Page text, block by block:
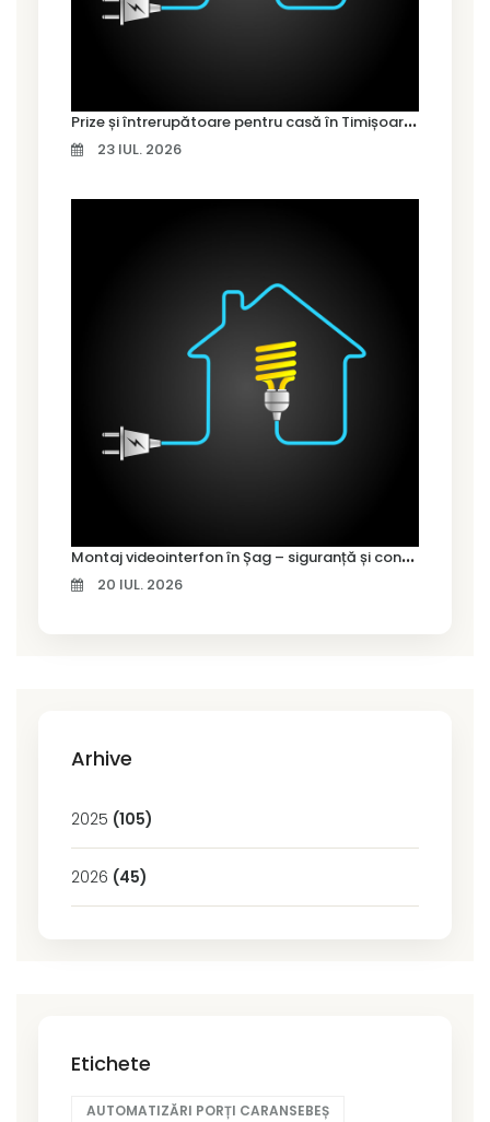
P
rize și întrerupătoare pentru casă în Timișoara – cum alegi variantele potrivite
23 IUL. 2026
M
ontaj videointerfon în Șag – siguranță și control pentru locuința ta
20 IUL. 2026
Arhive
2025 (105)
2026 (45)
Etichete
AUTOMATIZĂRI PORȚI CARANSEBEȘ